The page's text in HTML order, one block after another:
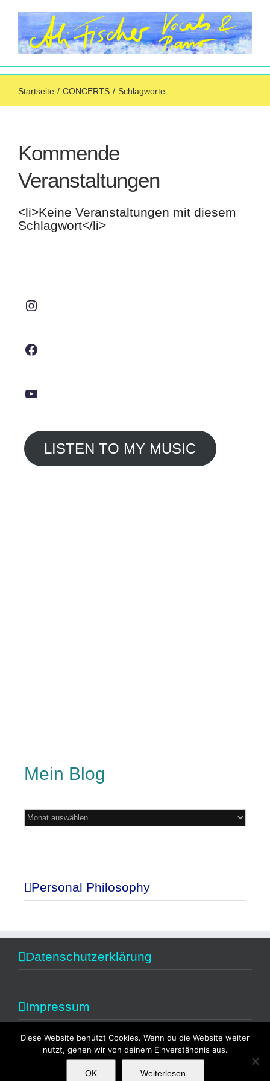
Inhalt
springen
Startseite / CONCERTS / Schlagworte
Kommende
Veranstaltungen
<li>Keine Veranstaltungen mit diesem
Schlagwort</li>
LISTEN TO MY MUSIC
Mein Blog
Mein
Blog
Personal Philosophy
Datenschutzerklärung
Impressum
Copyright 2014 Alexandra Fischer | All Rights Reserved
Diese Website benutzt Cookies. Wenn du die Website weiter
nutzt, gehen wir von deinem Einverständnis aus.
OK Weiterlesen